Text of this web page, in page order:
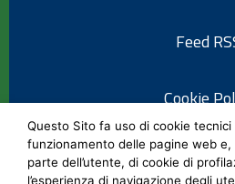
Feed
Cookie
Informativa
Questo Sito fa uso di cookie
funzionamento delle pagine web
parte dell’utente, di cookie di
l’esperienza di navigazione degli